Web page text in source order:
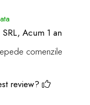
Acum 1 an
comenzile
review?